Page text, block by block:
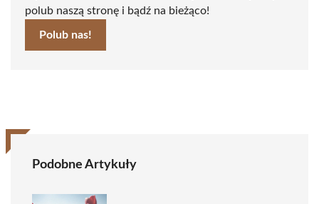
polub naszą stronę i bądź na bieżąco!
Polub nas!
Podobne Artykuły